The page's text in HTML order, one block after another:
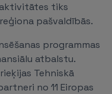
tiks
pašvaldībās.
programmas
atbalstu.
Tehniskā
no 11 Eiropas